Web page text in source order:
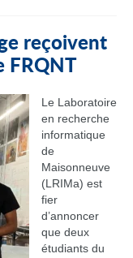
reçoivent
FRQNT
Le Laboratoire
en recherche
informatique
de
Maisonneuve
(LRIMa) est
fier
d’annoncer
que deux
étudiants du